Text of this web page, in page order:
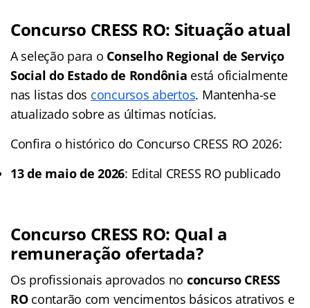
Concurso CRESS RO: Situação atual
A seleção para o Conselho Regional de Serviço
Social do Estado de Rondônia está oficialmente
nas listas dos concursos abertos. Mantenha-se
atualizado sobre as últimas notícias.
Confira o histórico do Concurso CRESS RO 2026:
13 de maio de 2026: Edital CRESS RO publicado
Concurso CRESS RO: Qual a
remuneração ofertada?
Os profissionais aprovados no concurso CRESS
ROcontarão com vencimentos básicos atrativos e